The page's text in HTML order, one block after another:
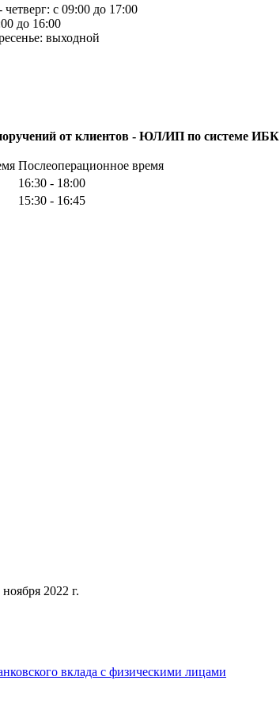
с 09:00 до 17:00
до 16:00
выходной
от клиентов - ЮЛ/ИП по системе ИБК
Послеоперационное время
16:30 - 18:00
15:30 - 16:45
2022 г.
вклада с физическими лицами